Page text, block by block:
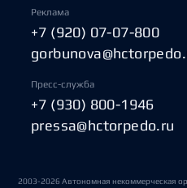
Реклама
+7 (920) 07-07-800
Пресс-служба
+7 (930) 800-1946
pressa@hctorpedo.ru
2003-2026 Автономная некоммерческая